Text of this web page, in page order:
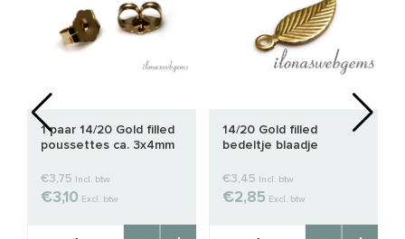
1 paar 14/20 Gold filled
poussettes ca. 3x4mm
€3,75 Incl. btw
€3,10 Excl. btw
14/20 Gold filled
bedeltje blaadje
€3,45 Incl. btw
€2,85 Excl. btw